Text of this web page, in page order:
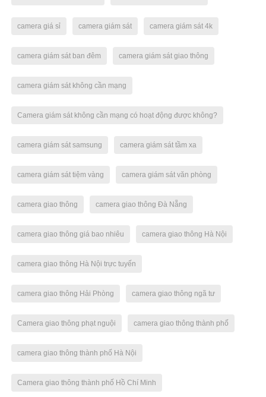
camera giá sỉ camera giám sát camera giám sát 4k
camera giám sát ban đêm camera giám sát giao thông
camera giám sát không cần mạng
Camera giám sát không cần mạng có hoạt động được không?
camera giám sát samsung camera giám sát tầm xa
camera giám sát tiệm vàng camera giám sát văn phòng
camera giao thông camera giao thông Đà Nẵng
camera giao thông giá bao nhiêu camera giao thông Hà Nội
camera giao thông Hà Nội trực tuyến
camera giao thông Hải Phòng camera giao thông ngã tư
Camera giao thông phạt nguội camera giao thông thành phố
camera giao thông thành phố Hà Nội
Camera giao thông thành phố Hồ Chí Minh